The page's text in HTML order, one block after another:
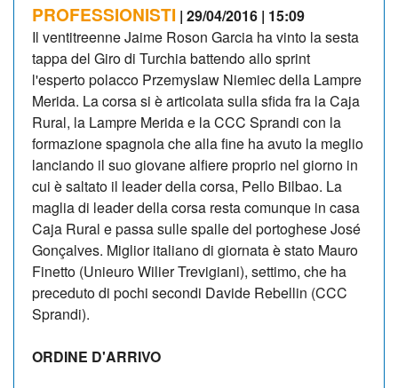
PROFESSIONISTI | 29/04/2016 | 15:09
Il ventitreenne Jaime Roson Garcia ha vinto la sesta
tappa del Giro di Turchia battendo allo sprint
l'esperto polacco Przemyslaw Niemiec della Lampre
Merida. La corsa si è articolata sulla sfida fra la Caja
Rural, la Lampre Merida e la CCC Sprandi con la
formazione spagnola che alla fine ha avuto la meglio
lanciando il suo giovane alfiere proprio nel giorno in
cui è saltato il leader della corsa, Pello Bilbao. La
maglia di leader della corsa resta comunque in casa
Caja Rural e passa sulle spalle del portoghese José
Gonçalves. Miglior italiano di giornata è stato Mauro
Finetto (Unieuro Wilier Trevigiani), settimo, che ha
preceduto di pochi secondi Davide Rebellin (CCC
Sprandi).
ORDINE D'ARRIVO